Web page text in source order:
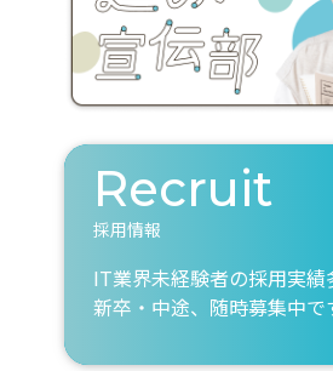
Recruit
採用情報
IT業界未経験者の採用実績
新卒・中途、随時募集中で